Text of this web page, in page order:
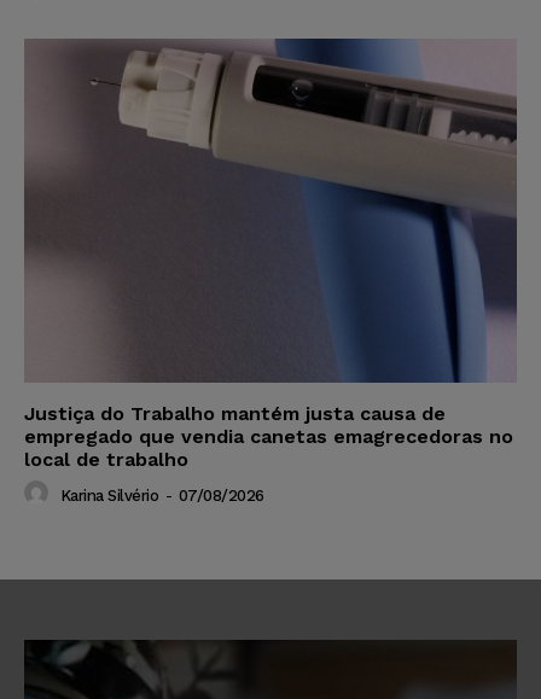
Justiça do Trabalho mantém justa causa de
empregado que vendia canetas emagrecedoras no
local de trabalho
Karina Silvério - 07/08/2026